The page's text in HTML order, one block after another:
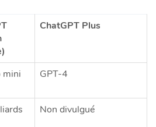
ChatGPT Plus
mini GPT-4
Non divulgué